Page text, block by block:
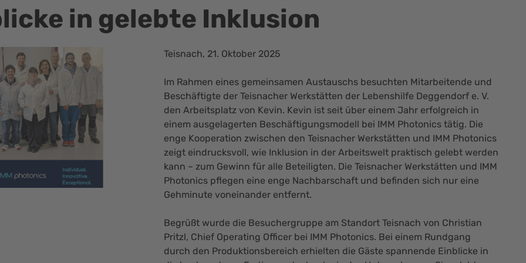
in gelebte Inklusion
Teisnach, 21. Oktober 2025
Im Rahmen eines gemeinsamen Austauschs besuchten Mitarbeitende und
Beschäftigte der Teisnacher Werkstätten der Lebenshilfe Deggendorf e. V.
den Arbeitsplatz von Kevin. Kevin ist seit über einem Jahr erfolgreich in
einem ausgelagerten Beschäftigungsmodell bei IMM Photonics tätig. Die
enge Kooperation zwischen den Teisnacher Werkstätten und IMM Photonics
zeigt eindrucksvoll, wie Inklusion in der Arbeitswelt praktisch gelebt werden
kann – zum Gewinn für alle Beteiligten. Die Teisnacher Werkstätten und IMM
Photonics pflegen eine enge Nachbarschaft und befinden sich nur eine
Gehminute voneinander entfernt.
Begrüßt wurde die Besuchergruppe am Standort Teisnach von Christian
Pritzl, Chief Operating Officer bei IMM Photonics. Bei einem Rundgang
durch den Produktionsbereich erhielten die Gäste spannende Einblicke in